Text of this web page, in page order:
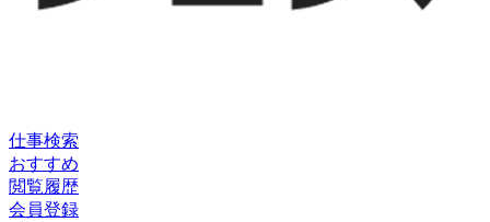
仕事検索
おすすめ
閲覧履歴
会員登録